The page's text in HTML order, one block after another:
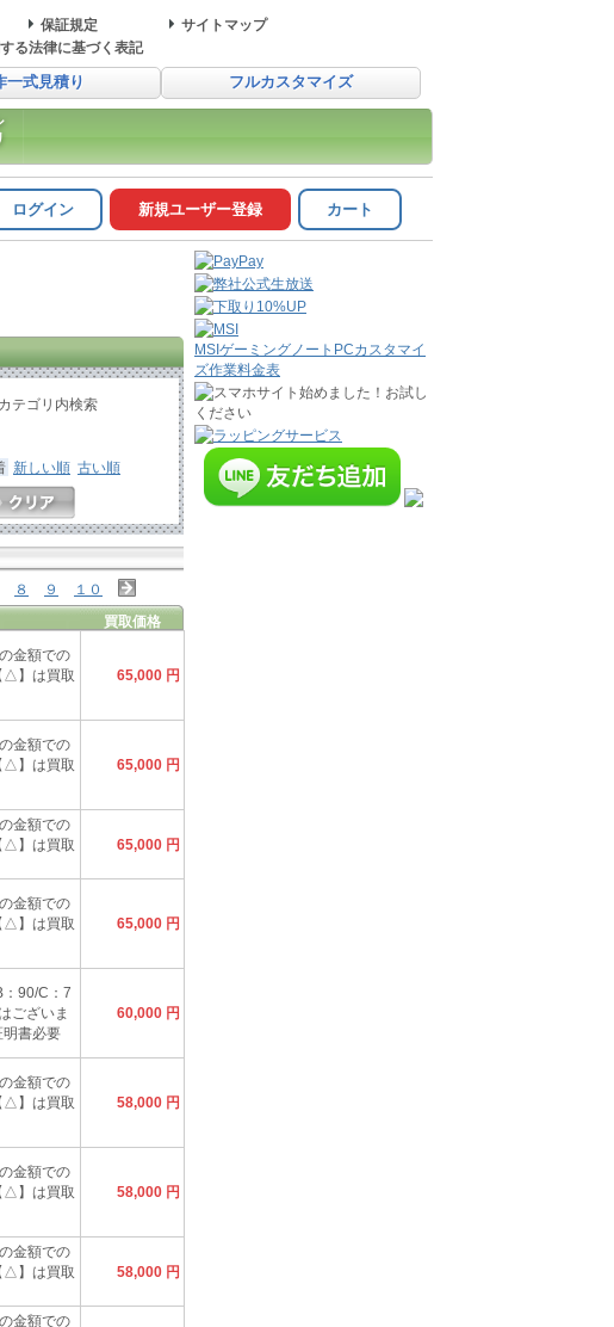
保証規定
サイトマップ
る法律に基づく表記
一式見積り フルカスタマイズ
ログイン 新規ユーザー登録 カート
カテゴリ内検索
新しい順 古い順
８ ９ １０
買取価格
金額での
△】は買取
65,000 円
金額での
△】は買取
65,000 円
金額での
△】は買取
65,000 円
金額での
△】は買取
65,000 円
90/C：7
ございま
書必要
60,000 円
金額での
△】は買取
58,000 円
金額での
△】は買取
58,000 円
金額での
△】は買取
58,000 円
金額での
MSIゲーミングノートPCカスタマイ
ズ作業料金表